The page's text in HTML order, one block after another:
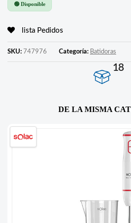
🟢 Disponible
lista Pedidos
SKU: 747976 Categoría: Batidoras
18
DE LA MISMA